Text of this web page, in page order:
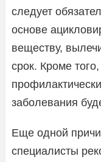
следует
основе
веществу,
срок. Кроме
заболевания
Еще одной
специалисты